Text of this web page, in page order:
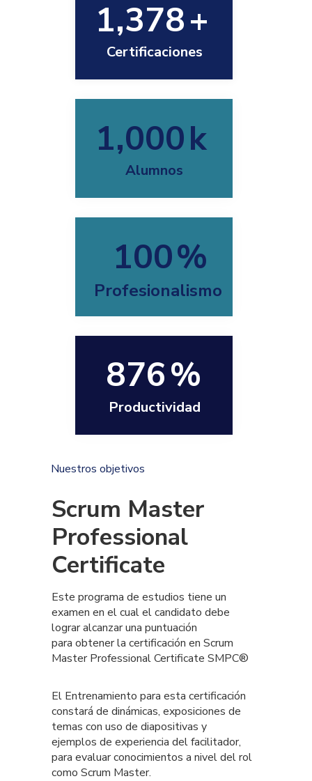
El Entrenamiento para esta certificación
constará de dinámicas, exposiciones de
temas con uso de diapositivas y
ejemplos de experiencia del facilitador,
para evaluar conocimientos a nivel del rol
como Scrum Master.
Scrum Master
Professional
Certificate
Nuestros objetivos
Este programa de estudios tiene un
examen en el cual el candidato debe
lograr alcanzar una puntuación
para obtener la certificación en Scrum
Master Professional Certificate SMPC®
k
%
876
Productividad
1,000
Alumnos
%
100
Profesionalismo
+
1,378
Certificaciones